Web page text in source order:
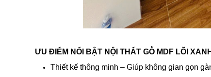
ƯU ĐIỂM NỔI BẬT NỘI THẤT GỖ MDF LÕI
Thiết kế thông minh – Giúp không gian gọn